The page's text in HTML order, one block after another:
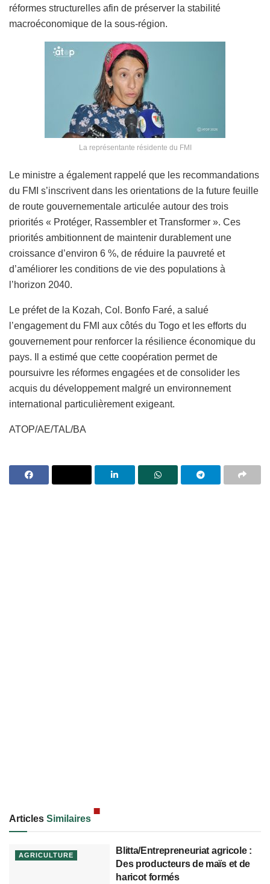
réformes structurelles afin de préserver la stabilité
macroéconomique de la sous-région.
La représentante résidente du FMI
Le ministre a également rappelé que les recommandations
du FMI s’inscrivent dans les orientations de la future feuille
de route gouvernementale articulée autour des trois
priorités « Protéger, Rassembler et Transformer ». Ces
priorités ambitionnent de maintenir durablement une
croissance d’environ 6 %, de réduire la pauvreté et
d’améliorer les conditions de vie des populations à
l’horizon 2040.
Le préfet de la Kozah, Col. Bonfo Faré, a salué
l’engagement du FMI aux côtés du Togo et les efforts du
gouvernement pour renforcer la résilience économique du
pays. Il a estimé que cette coopération permet de
poursuivre les réformes engagées et de consolider les
acquis du développement malgré un environnement
international particulièrement exigeant.
ATOP/AE/TAL/BA
Articles Similaires
AGRICULTURE
Blitta/Entrepreneuriat agricole :
Des producteurs de maïs et de
haricot formés